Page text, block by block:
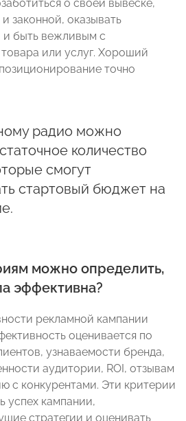
о своей вывеске,
законной, оказывать
и быть вежливым с
или услуг. Хороший
точно
радио можно
количество
смогут
стартовый бюджет на
можно определить,
эффективна?
рекламной кампании
оценивается по
узнаваемости бренда,
аудитории, ROI, отзывам
с конкурентами. Эти критерии
успех кампании,
стратегии и оценивать